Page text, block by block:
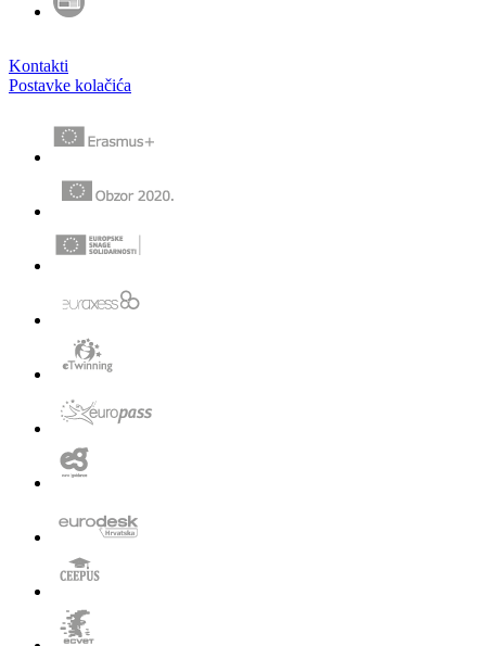
Kontakti
Postavke kolačića